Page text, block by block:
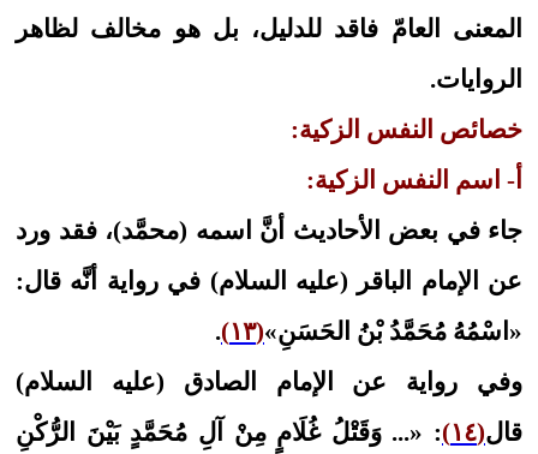
المعنى العامّ فاقد للدليل، بل هو مخالف لظاهر
الروايات.
خصائص النفس الزكية:
أ- اسم النفس الزكية:
جاء في بعض الأحاديث أنَّ اسمه (محمَّد)، فقد ورد
عن الإمام الباقر (عليه السلام) في رواية أنَّه قال:
«اسْمُهُ مُحَمَّدُ بْنُ الحَسَنِ»(١٣)
.
وفي رواية عن الإمام الصادق (عليه السلام)
قال(١٤)
: «... وَقَتْلُ‏ غُلَامٍ‏ مِنْ‏ آلِ‏ مُحَمَّدٍ بَيْنَ الرُّكْنِ